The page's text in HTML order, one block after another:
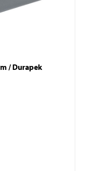
/ Durapek